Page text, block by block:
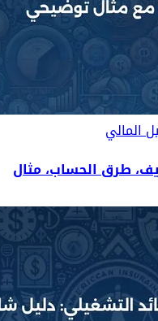
المالي
طرق الحساب، مثال